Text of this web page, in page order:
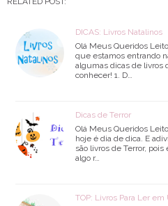
DICAS: Livros Natalinos
Olá Meus Queridos
que estamos entrando
algumas dicas de livros
conhecer! 1. D…
Dicas de Terror
Olá Meus Queridos
hoje é dia de dica. E
são livros de Terror,
algo r…
TOP: Livros Para Ler em